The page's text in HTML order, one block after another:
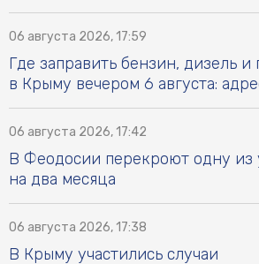
06 августа 2026, 17:59
Где заправить бензин, дизель и
в Крыму вечером 6 августа:
06 августа 2026, 17:42
В Феодосии перекроют одну из
на два месяца
06 августа 2026, 17:38
В Крыму участились случаи